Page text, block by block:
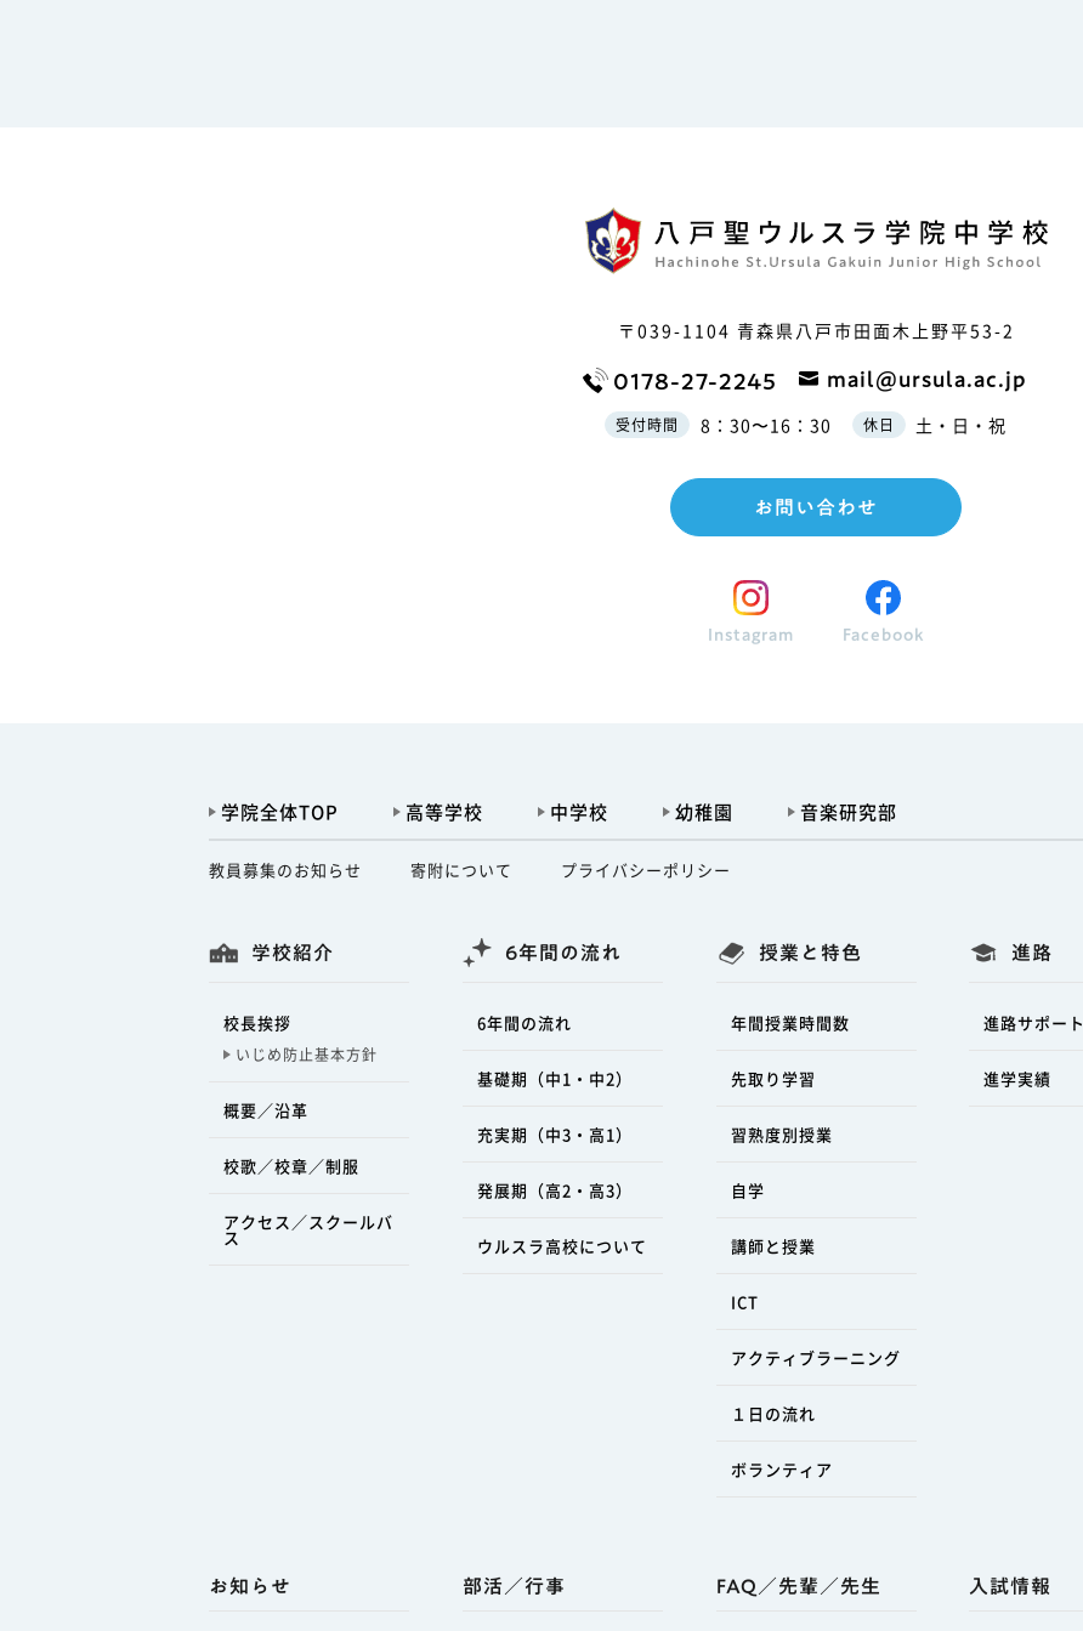
学院全体TOP 高等学校 中学校 幼稚園 音楽研究部
教員募集のお知らせ 寄附について プライバシーポリシー
学校紹介
校長挨拶
いじめ防止基本方針
概要／沿革
校歌／校章／制服
アクセス／スクールバ
ス
6年間の流れ
6年間の流れ
基礎期（中1・中2）
充実期（中3・高1）
発展期（高2・高3）
ウルスラ高校について
授業と特色
年間授業時間数
先取り学習
習熟度別授業
自学
講師と授業
ICT
アクティブラーニング
１日の流れ
ボランティア
進路
進路サポート
進学実績
お知らせ 部活／行事 FAQ／先輩／先生 入試情報
〒039-1104 青森県八戸市田面木上野平53-2
0178-27-2245 mail@ursula.ac.jp
受付時間 8：30〜16：30 休日 土・日・祝
お問い合わせ
Instagram Facebook